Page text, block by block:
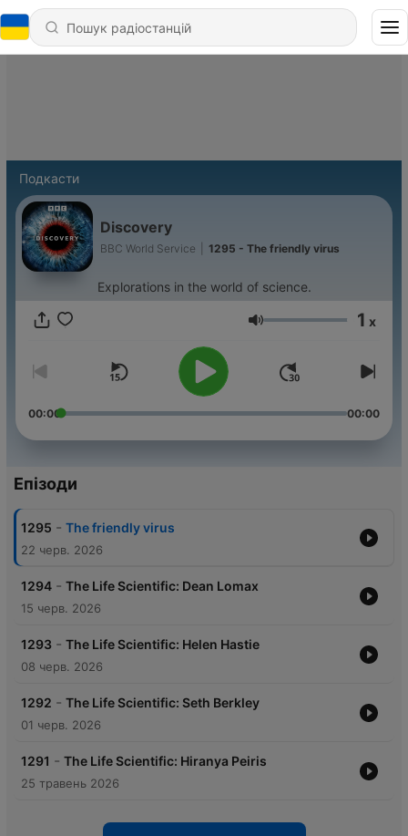
Подкасти
Discovery
BBC World Service 1295 - The friendly virus
Explorations in the world of science.
Гучність 1 x
00:00 00:00
Епізоди
1295 - The friendly virus
22 черв. 2026
1294 - The Life Scientific: Dean Lomax
15 черв. 2026
1293 - The Life Scientific: Helen Hastie
08 черв. 2026
1292 - The Life Scientific: Seth Berkley
01 черв. 2026
1291 - The Life Scientific: Hiranya Peiris
25 травень 2026